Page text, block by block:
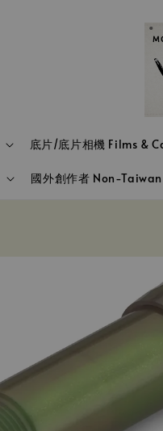
底片/底片相機 Films &
國外創作者 Non-